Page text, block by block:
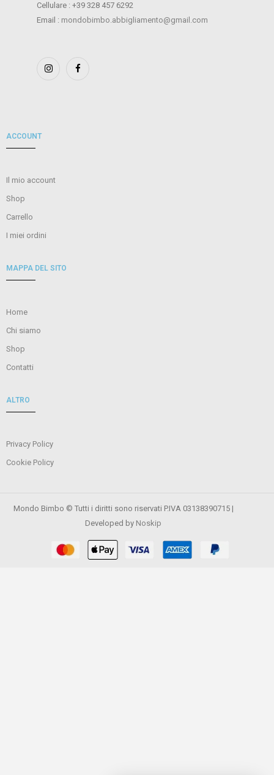
Cellulare : +39 328 457 6292
Email : mondobimbo.abbigliamento@gmail.com
ACCOUNT
Il mio account
Shop
Carrello
I miei ordini
MAPPA DEL SITO
Home
Chi siamo
Shop
Contatti
ALTRO
Privacy Policy
Cookie Policy
Mondo Bimbo © Tutti i diritti sono riservati P.IVA 03138390715 |
Developed by Noskip